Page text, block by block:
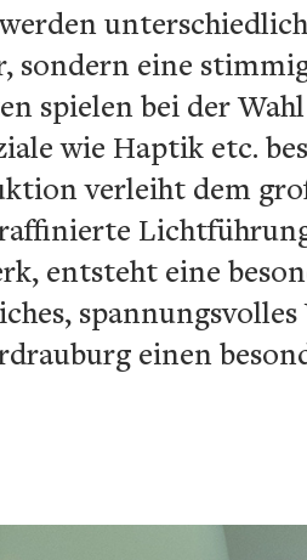
sondern eine
spielen bei der
wie Haptik etc.
verleiht dem
entsteht eine
einen